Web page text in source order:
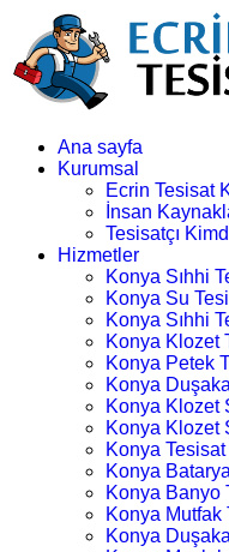
Ana sayfa
Kurumsal
Ecrin Tesisat
İnsan
Tesisatçı
Hizmetler
Konya Sıhhi
Konya Su
Konya Sıhhi
Konya Klozet
Konya Petek
Konya
Konya Klozet
Konya Klozet
Konya
Konya
Konya Banyo
Konya Mutfak
Konya